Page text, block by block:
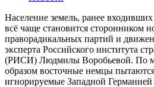
Население земель, ранее
всё чаще становится сторонником
праворадикальных партий и
эксперта Российского института
(РИСИ) Людмилы Воробьевой. По
образом восточные немцы
игнорируемые Западной Германией